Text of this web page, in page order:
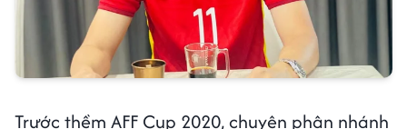
Trước thềm AFF Cup 2020, chuyện phân nhánh